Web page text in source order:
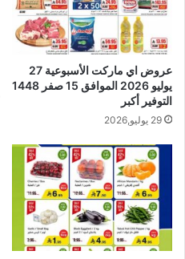
عروض اي ماركت الأسبوعية 27
يوليو 2026 الموافق 15 صفر 1448
التوفير أكبر
29 يوليو,2026